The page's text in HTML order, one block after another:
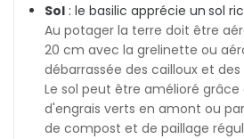
Sol : le basilic apprécie un sol
Au potager la terre doit être
20 cm avec la grelinette ou
débarrassée des cailloux et
Le sol peut être amélioré grâce
d'engrais verts en amont ou
de compost et de paillage